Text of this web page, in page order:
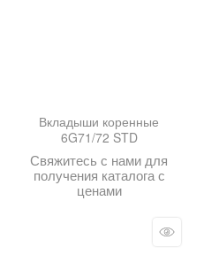
Вкладыши коренные
6G71/72 STD
Свяжитесь с нами для
получения каталога с
ценами